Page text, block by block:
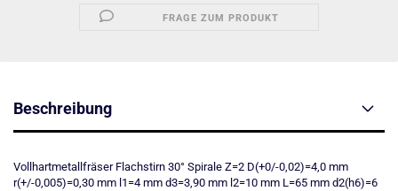
FRAGE ZUM PRODUKT
Beschreibung
Vollhartmetallfräser Flachstirn 30° Spirale Z=2 D(+0/-0,02)=4,0 mm
r(+/-0,005)=0,30 mm l1=4 mm d3=3,90 mm l2=10 mm L=65 mm d2(h6)=6